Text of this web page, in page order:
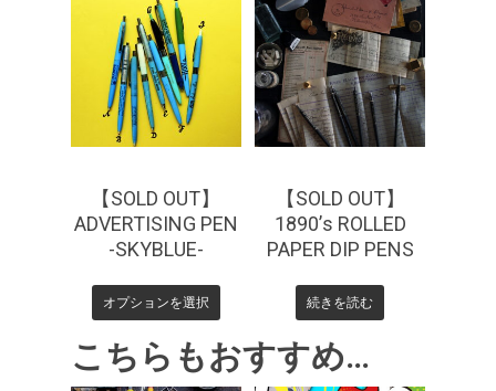
165 ¥770
【SOLD OUT】
ADVERTISING PEN
-SKYBLUE-
オプションを選択
¥5,500
【SOLD OUT】
1890’s ROLLED
PAPER DIP PENS
続きを読む
こちらもおすすめ…